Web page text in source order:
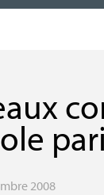
2008